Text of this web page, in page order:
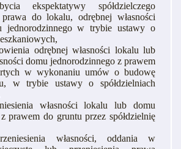
ekspektatywy spółdzielczego
prawa do lokalu, odrębnej własności
jednorodzinnego w trybie ustawy o
odrębnej własności lokalu lub
domu jednorodzinnego z prawem
w wykonaniu umów o budowę
w trybie ustawy o spółdzielniach
własności lokalu lub domu
prawem do gruntu przez spółdzielnię
własności, oddania w